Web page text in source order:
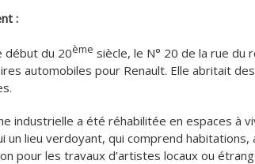
:
début du 20ème siècle, le N° 20 de la rue
automobiles pour Renault. Elle abritait
industrielle a été réhabilitée en espaces à
un lieu verdoyant, qui comprend
pour les travaux d’artistes locaux ou